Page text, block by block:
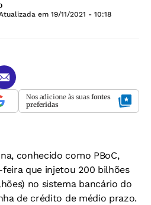
em 19/11/2021 - 10:18
Nos adicione às suas fontes
preferidas
conhecido como PBoC,
que injetou 200 bilhões
no sistema bancário do
de crédito de médio prazo.